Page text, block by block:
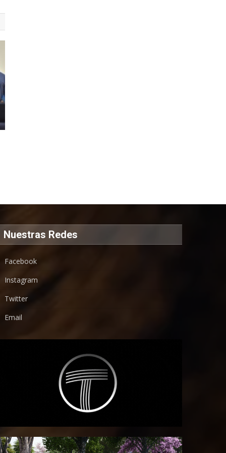
Nuestras Redes
Facebook
Instagram
Twitter
Email